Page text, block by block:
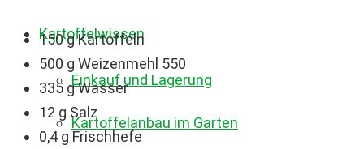
Einkauf und Lagerung
Kartoffelwissen
Kartoffelanbau im Garten
150 g Kartoffeln
500 g Weizenmehl 550
335 g Wasser
12 g Salz
0,4 g Frischhefe